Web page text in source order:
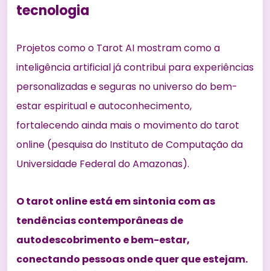
tecnologia
Projetos como o Tarot AI mostram como a
inteligência artificial já contribui para experiências
personalizadas e seguras no universo do bem-
estar espiritual e autoconhecimento,
fortalecendo ainda mais o movimento do tarot
online (pesquisa do Instituto de Computação da
Universidade Federal do Amazonas).
O tarot online está em sintonia com as
tendências contemporâneas de
autodescobrimento e bem-estar,
conectando pessoas onde quer que estejam.